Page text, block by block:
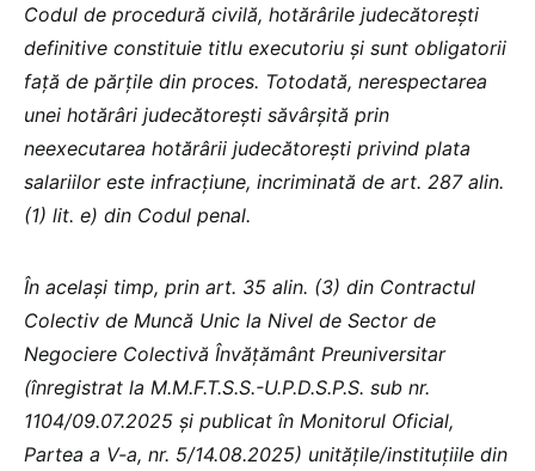
Codul de procedură civilă, hotărârile judecătorești
definitive constituie titlu executoriu și sunt obligatorii
față de părțile din proces. Totodată, nerespectarea
unei hotărâri judecătorești săvârșită prin
neexecutarea hotărârii judecătorești privind plata
salariilor este infracțiune, incriminată de art. 287 alin.
(1) lit. e) din Codul penal.
În același timp, prin art. 35 alin. (3) din Contractul
Colectiv de Muncă Unic la Nivel de Sector de
Negociere Colectivă Învățământ Preuniversitar
(înregistrat la M.M.F.T.S.S.-U.P.D.S.P.S. sub nr.
1104/09.07.2025 și publicat în Monitorul Oficial,
Partea a V-a, nr. 5/14.08.2025) unitățile/instituțiile din